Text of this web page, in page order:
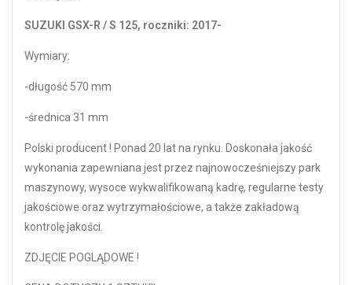
SUZUKI GSX-R / S 125, roczniki: 2017-
Wymiary:
-długość 570 mm
-średnica 31 mm
Polski producent ! Ponad 20 lat na rynku. Doskonała jakość
wykonania zapewniana jest przez najnowocześniejszy park
maszynowy, wysoce wykwalifikowaną kadrę, regularne testy
jakościowe oraz wytrzymałościowe, a także zakładową
kontrolę jakości.
ZDJĘCIE POGLĄDOWE !